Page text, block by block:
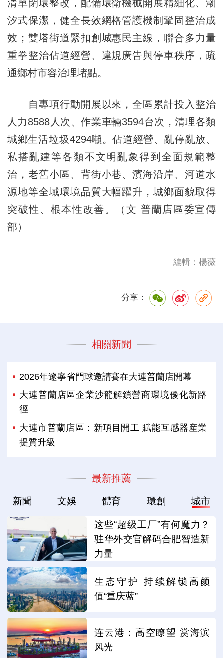
清單閉環整改，配備環衛機械開展精細化、潮
汐式保潔，健全長效網格管護機制鞏固整治成
效；雙塔街道緊扣創城惠民主線，聯合多力量
重拳整治佔道經營、違規廣告與停車秩序，疏
通鄉村市容治理堵點。
自專項行動開展以來，全區累計投入整治
人力8588人次、作業車輛3594台次，清理各類
城鄉生活垃圾4294噸。佔道經營、亂停亂放、
私搭亂建等各類不文明亂象得到全面規範整
治，老舊小區、背街小巷、濱海沿岸、河道水
源地等全域環境品質大幅躍升，城鄉面貌取得
突破性、根本性改善。（文 普蘭店區委宣傳
部）
編輯：楊薇
分享：
相關新聞
2026年遼寧省門球邀請賽在大連普蘭店開幕
大連普蘭店區企業沙龍解鎖營商環境優化新路
徑
大連市普蘭店區：新項目開工 賦能互感器産業
提質升級
最新推薦
新聞 文娛 體育 環創 城市
这些“超级工厂”有何魔力？
驻华外交官解码合肥智造新
力量
生态守护 持续解锁高颜
值“重庆蓝”
连云港：高空瞭望 赏海滨
风光